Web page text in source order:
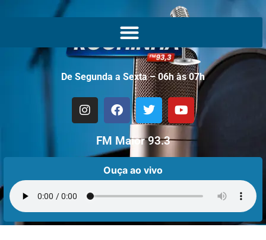
De Segunda a Sexta – 06h às 07h
FM Maior 93.3
Ouça ao vivo